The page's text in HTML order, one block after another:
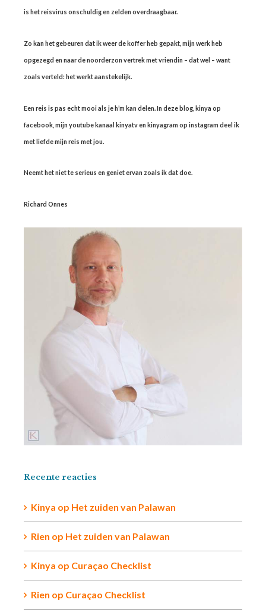
is het reisvirus onschuldig en zelden overdraagbaar.
Zo kan het gebeuren dat ik weer de koffer heb gepakt, mijn werk heb
opgezegd en naar de noorderzon vertrek met vriendin – dat wel – want
zoals verteld: het werkt aanstekelijk.
Een reis is pas echt mooi als je h’m kan delen. In deze blog, kinya op
facebook, mijn youtube kanaal kinyatv en kinyagram op instagram deel ik
met liefde mijn reis met jou.
Neemt het niet te serieus en geniet ervan zoals ik dat doe.
Richard Onnes
Recente reacties
Kinya op Het zuiden van Palawan
Rien op Het zuiden van Palawan
Kinya op Curaçao Checklist
Rien op Curaçao Checklist